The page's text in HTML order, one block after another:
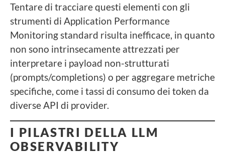
Tentare di tracciare questi elementi con gli
strumenti di Application Performance
Monitoring standard risulta inefficace, in quanto
non sono intrinsecamente attrezzati per
interpretare i payload non-strutturati
(prompts/completions) o per aggregare metriche
specifiche, come i tassi di consumo dei token da
diverse API di provider.
I PILASTRI DELLA LLM
OBSERVABILITY